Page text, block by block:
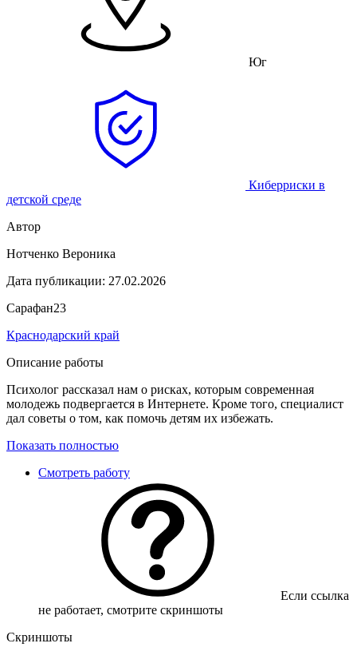
Юг
Киберриски в
детской среде
Автор
Нотченко Вероника
Дата публикации: 27.02.2026
Сарафан23
Краснодарский край
Описание работы
Психолог рассказал нам о рисках, которым современная
молодежь подвергается в Интернете. Кроме того, специалист
дал советы о том, как помочь детям их избежать.
Показать полностью
Смотреть работу
Если ссылка
не работает, смотрите скриншоты
Скриншоты